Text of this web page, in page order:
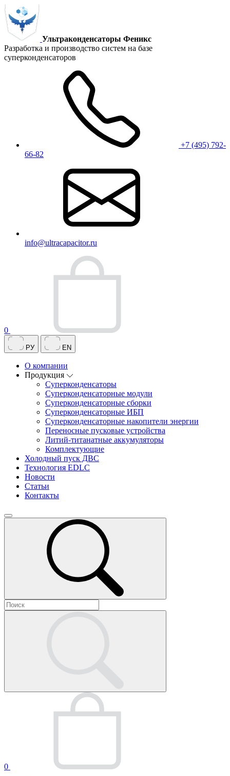
Ультраконденсаторы Феникс
Разработка и производство систем на базе
суперконденсаторов
+7 (495) 792-
66-82
info@ultracapacitor.ru
0
РУ EN
О компании
Продукция
Суперконденсаторы
Суперконденсаторные модули
Суперконденсаторные сборки
Суперконденсаторные ИБП
Суперконденсаторные накопители энергии
Переносные пусковые устройства
Литий-титанатные аккумуляторы
Комплектующие
Холодный пуск ДВС
Технология EDLC
Новости
Статьи
Контакты
0